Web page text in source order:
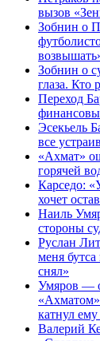
вызов
Зобнин о
Зобнин о
глаза. Кто
Переход
Эсекьель
все
«Ахмат»
горячей
Карседо:
хочет
Наиль
стороны
Руслан
меня
снял»
Умяров — о
катнул
Валерий